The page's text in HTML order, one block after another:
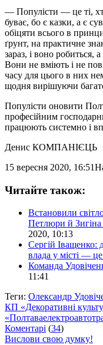
— Популісти — це ті,
буває, бо є казки, а є
обіцяти всього в
ґрунт, на практичне
зараз, і воно робиться,
Вони не вміють і не
часу для цього в них
щодня вирішуючи
Популісти оновити
професійним
працюють системно і
Денис КОМПАНІЄЦЬ
15 вересня 2020, 16:51
Читайте також:
Встановили
Петлюри й
2020, 10:13
Сергій Іващенко:
влада у місті — це
Команда
11:41
Теги: Олександр
КП «Декоративні
Коментарі (34)
Вислови свою думку!